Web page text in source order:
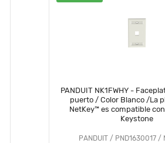
PANDUIT NK1FWHY -
puerto / Color Blanco /La
NetKey™ es compatible
Keystone
PANDUIT / PND1630017 /